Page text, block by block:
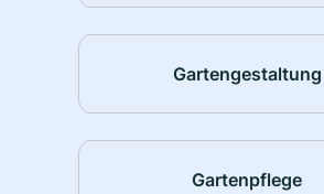
Gartengestaltung
Gartenpflege